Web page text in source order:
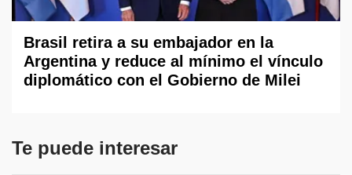
Brasil retira a su embajador en la
Argentina y reduce al mínimo el vínculo
diplomático con el Gobierno de Milei
Te puede interesar